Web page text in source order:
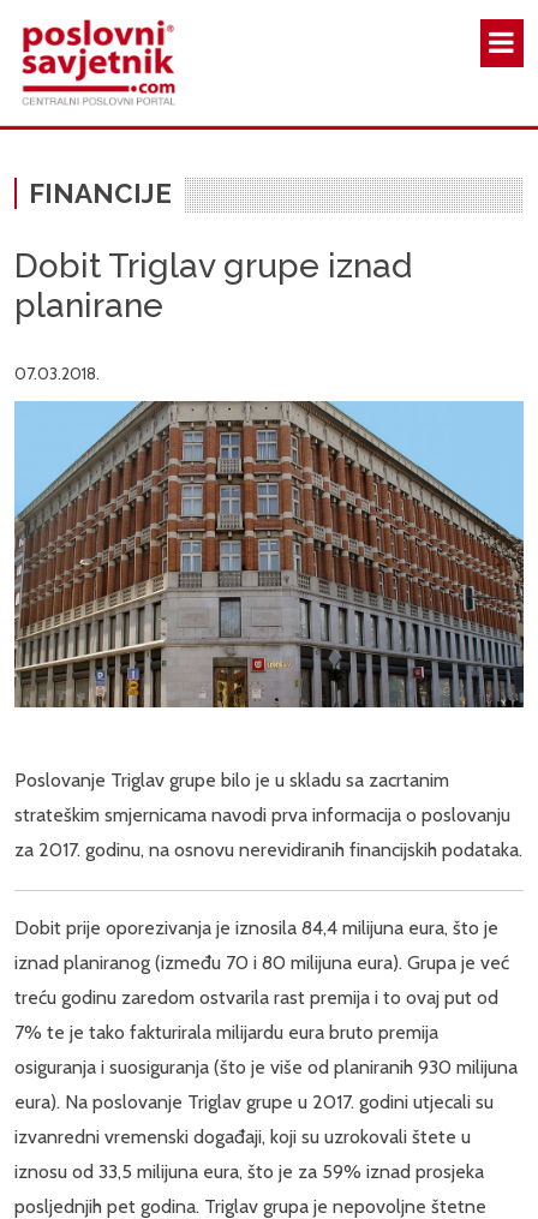
FINANCIJE
Dobit Triglav grupe iznad
planirane
07.03.2018.
Poslovanje Triglav grupe bilo je u skladu sa zacrtanim
strateškim smjernicama navodi prva informacija o poslovanju
za 2017. godinu, na osnovu nerevidiranih financijskih podataka.
Dobit prije oporezivanja je iznosila 84,4 milijuna eura, što je
iznad planiranog (između 70 i 80 milijuna eura). Grupa je već
treću godinu zaredom ostvarila rast premija i to ovaj put od
7% te je tako fakturirala milijardu eura bruto premija
osiguranja i suosiguranja (što je više od planiranih 930 milijuna
eura). Na poslovanje Triglav grupe u 2017. godini utjecali su
izvanredni vremenski događaji, koji su uzrokovali štete u
iznosu od 33,5 milijuna eura, što je za 59% iznad prosjeka
posljednjih pet godina. Triglav grupa je nepovoljne štetne